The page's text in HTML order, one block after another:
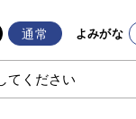
通常 よみがな